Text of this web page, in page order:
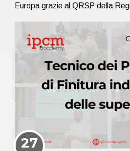
Europa grazie al QRSP della
27